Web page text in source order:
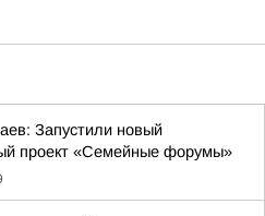
Запустили новый
проект «Семейные форумы»